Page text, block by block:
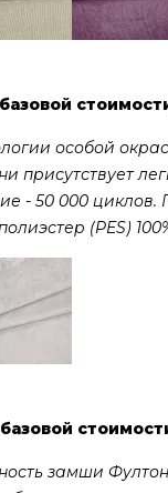
базовой
особой
присутствует
- 50 000 циклов.
(PES)
замши Фултон